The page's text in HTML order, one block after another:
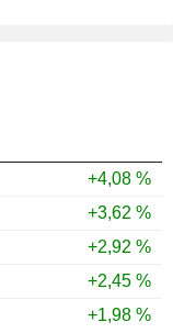
+4,08 %
+3,62 %
+2,92 %
+2,45 %
+1,98 %